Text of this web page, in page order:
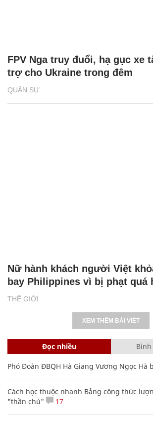
QUÂN SỰ
FPV Nga truy đuổi, hạ gục xe
trợ cho Ukraine trong đêm
THẾ GIỚI
Nữ hành khách người Việt
bay Philippines vì bị phạt quá
XEM THÊM BÀI VIẾT
Đọc nhiều
Phó Đoàn ĐBQH Hà Giang Vương Ngọc Hà
Cách học thuộc nhanh Bảng công thức
"thần chú"
17